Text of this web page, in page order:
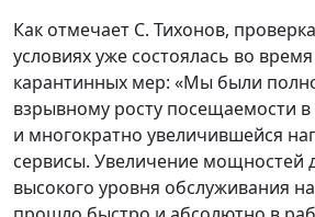
Как отмечает С. Тихонов,
условиях уже состоялась во
карантинных мер: «Мы были
взрывному росту посещаемости
и многократно увеличившейся
сервисы. Увеличение мощностей
высокого уровня обслуживания